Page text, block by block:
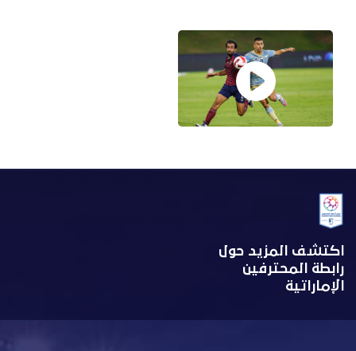
اكتشف المزيد حول
رابطة المحترفين
الإماراتية